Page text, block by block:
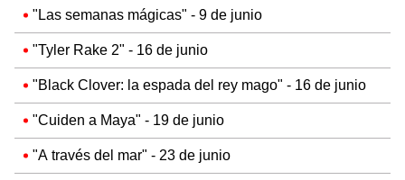
"Las semanas mágicas" - 9 de junio
"Tyler Rake 2" - 16 de junio
"Black Clover: la espada del rey mago" - 16 de junio
"Cuiden a Maya" - 19 de junio
"A través del mar" - 23 de junio